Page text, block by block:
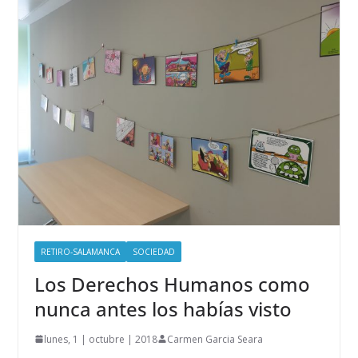
RETIRO-SALAMANCA SOCIEDAD
Los Derechos Humanos como
nunca antes los habías visto
lunes, 1 | octubre | 2018 Carmen Garcia Seara